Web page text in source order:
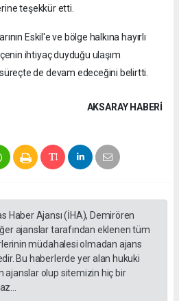
teşekkür etti.
Eskil'e ve bölge halkına hayırlı
ihtiyaç duyduğu ulaşım
de devam edeceğini belirtti.
AKSARAY HABERİ
Haber Ajansı (İHA), Demirören
ajanslar tarafından eklenen tüm
müdahalesi olmadan ajans
Bu haberlerde yer alan hukuki
ajanslar olup sitemizin hiç bir